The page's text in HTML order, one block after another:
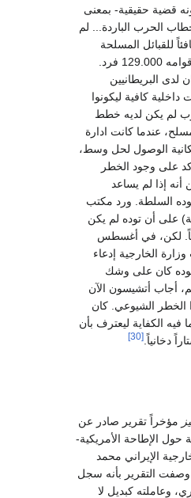
قضية حقيقية- بمعنى
الحرب الباردة... لم
للقبائل المسلحة
والجيش الذي يبلغ قوامه 129.000 فرد.
لدى البريطانيين
داخلية كافية ليكونوا
لم يكن لديه خطط
عندما كانت ادارة
الوصول لحل وسط،
على وجود الخطر
إذا لم يساعد
السلطة. ورد مكتب
على أن توده لم يكن
لكن، في أغسطس
وزارة الخارجية إدعاء
توده كان على وشك
أجاب أتشيسون الآن
الخطر الشيوعي. كان
الكفاية ليعترف بأن
دخانياً. [30]
مؤخراً تقرير صادر عن
حول الإطاحة الأمريكية-
الإيراني محمد
مصدق عام 1953. وصفت التقرير بأنه سجل
وعاملته كبديل لا